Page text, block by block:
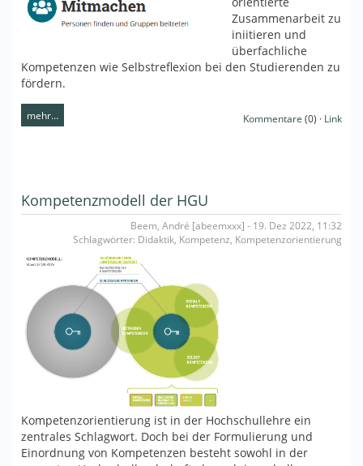
Zusammenarbeit zu
iniitieren und
überfachliche
Kompetenzen wie Selbstreflexion bei den Studierenden zu
fördern.
mehr… Kommentare (0) · Link
Kompetenzmodell der HGU
Beem, André [abeemxxx] - 19. Dez 2022, 11:32
Schlagwörter: Didaktik, Kompetenz, Kompetenzorientierung
Kompetenzorientierung ist in der Hochschullehre ein
zentrales Schlagwort. Doch bei der Formulierung und
Einordnung von Kompetenzen besteht sowohl in der